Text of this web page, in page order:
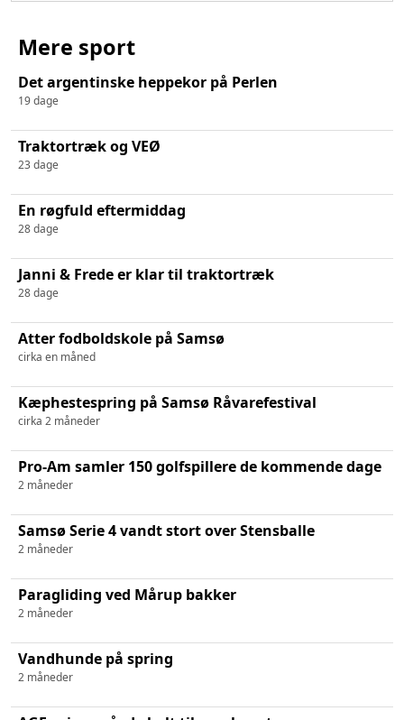
Mere sport
Det argentinske heppekor på Perlen
19 dage
Traktortræk og VEØ
23 dage
En røgfuld eftermiddag
28 dage
Janni & Frede er klar til traktortræk
28 dage
Atter fodboldskole på Samsø
cirka en måned
Kæphestespring på Samsø Råvarefestival
cirka 2 måneder
Pro-Am samler 150 golfspillere de kommende dage
2 måneder
Samsø Serie 4 vandt stort over Stensballe
2 måneder
Paragliding ved Mårup bakker
2 måneder
Vandhunde på spring
2 måneder